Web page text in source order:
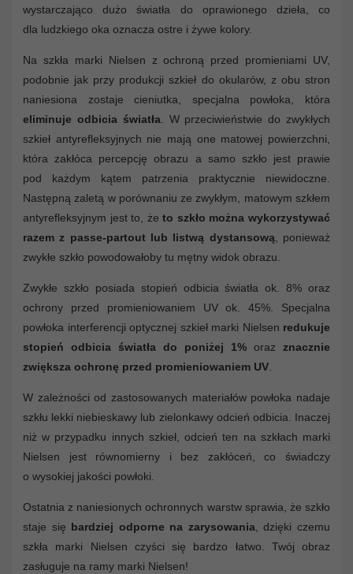
wystarczająco dużo światła do oprawionego dzieła, co
dla ludzkiego oka oznacza ostre i żywe kolory.
Na szkła marki Nielsen z ochroną przed promieniami UV,
podobnie jak przy produkcji szkieł do okularów, z obu stron
naniesiona zostaje cieniutka, specjalna powłoka, która
eliminuje odbicia światła . W przeciwieństwie do zwykłych
szkieł antyrefleksyjnych nie mają one matowej powierzchni,
która zakłóca percepcję obrazu a samo szkło jest prawie
pod każdym kątem patrzenia praktycznie niewidoczne.
Następną zaletą w porównaniu ze zwykłym, matowym szkłem
antyrefleksyjnym jest to, żeto szkło można wykorzystywać
razem z passe-partout lub listwą dystansową , ponieważ
zwykłe szkło powodowałoby tu mętny widok obrazu.
Zwykłe szkło posiada stopień odbicia światła ok. 8% oraz
ochrony przed promieniowaniem UV ok. 45%. Specjalna
powłoka interferencji optycznej szkieł marki Nielsen redukuje
stopień odbicia światła do poniżej 1% oraz znacznie
zwiększa ochronę przed promieniowaniem UV
W zależności od zastosowanych materiałów powłoka nadaje
szkłu lekki niebieskawy lub zielonkawy odcień odbicia. Inaczej
niż w przypadku innych szkieł, odcień ten na szkłach marki
Nielsen jest równomierny i bez zakłóceń, co świadczy
o wysokiej jakości powłoki.
Ostatnia z naniesionych ochronnych warstw sprawia, że szkło
staje się bardziej odporne na zarysowania , dzięki czemu
szkła marki Nielsen czyści się bardzo łatwo. Twój obraz
zasługuje na ramy marki Nielsen!